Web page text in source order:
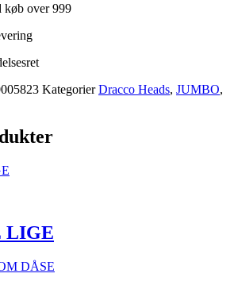
køb over 999
Kategorier Dracco Heads, JUMBO,
LIGE